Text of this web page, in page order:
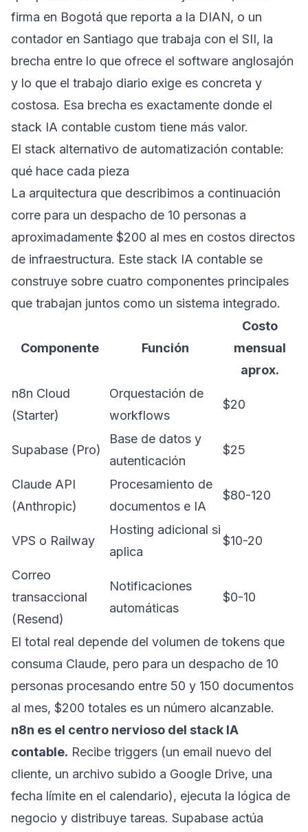
firma en Bogotá que reporta a la DIAN, o un
contador en Santiago que trabaja con el SII, la
brecha entre lo que ofrece el software anglosajón
y lo que el trabajo diario exige es concreta y
costosa. Esa brecha es exactamente donde el
stack IA contable custom tiene más valor.
El stack alternativo de automatización contable:
qué hace cada pieza
La arquitectura que describimos a continuación
corre para un despacho de 10 personas a
aproximadamente $200 al mes en costos directos
de infraestructura. Este stack IA contable se
construye sobre cuatro componentes principales
que trabajan juntos como un sistema integrado.
Componente Función
Costo
mensual
aprox.
n8n Cloud
(Starter)
Orquestación de
workflows
$20
Supabase (Pro)
Base de datos y
autenticación
$25
Claude API
(Anthropic)
Procesamiento de
documentos e IA
$80-120
VPS o Railway
Hosting adicional si
aplica
$10-20
Correo
transaccional
(Resend)
Notificaciones
automáticas
$0-10
El total real depende del volumen de tokens que
consuma Claude, pero para un despacho de 10
personas procesando entre 50 y 150 documentos
al mes, $200 totales es un número alcanzable.
n8n es el centro nervioso del stack IA
contable. Recibe triggers (un email nuevo del
cliente, un archivo subido a Google Drive, una
fecha límite en el calendario), ejecuta la lógica de
negocio y distribuye tareas. Supabase actúa